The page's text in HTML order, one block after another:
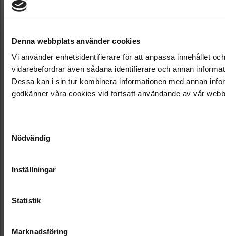
Denna webbplats använder cookies
Vi använder enhetsidentifierare för att anpassa innehållet
vidarebefordrar även sådana identifierare och annan
Dessa kan i sin tur kombinera informationen med annan
godkänner våra cookies vid fortsatt användande av vår
Nödvändig
Inställningar
Statistik
Marknadsföring